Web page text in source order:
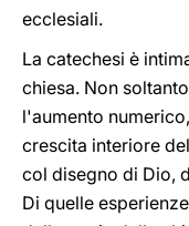
ecclesiali.
La catechesi è
chiesa. Non
l'aumento
crescita interiore
col disegno di Dio,
Di quelle